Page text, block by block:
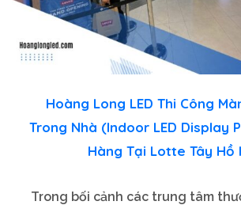
Hoàng Long LED Thi Công
Trong Nhà (Indoor LED Display
Hàng Tại Lotte Tây Hồ
Trong bối cảnh các trung tâm